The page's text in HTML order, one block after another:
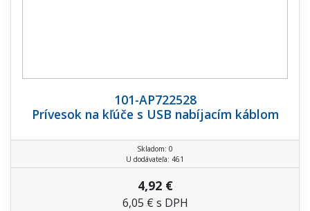
101-AP722528
Prívesok na kľúče s USB nabíjacím káblom
Skladom: 0
U dodávateľa: 461
4,92 €
6,05 € s DPH